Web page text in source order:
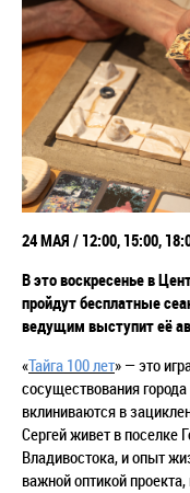
24 МАЯ / 12:00, 15:00,
В это воскресенье в
пройдут бесплатные
ведущим выступит её
«Тайга 100 лет» — это
сосуществования
вклиниваются в
Сергей живет в поселке
Владивостока, и опыт
важной оптикой